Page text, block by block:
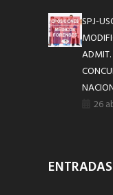
SPJ-
ADMIT.
26